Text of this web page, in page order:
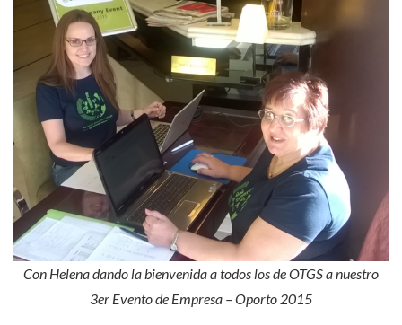
Con Helena dando la bienvenida a todos los de OTGS a nuestro
3er Evento de Empresa – Oporto 2015